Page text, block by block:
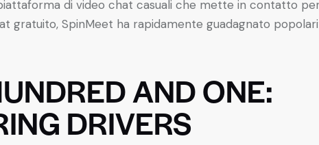
di video chat casuali che mette in contatto
gratuito, SpinMeet ha rapidamente guadagnato
AND ONE:
DRIVERS